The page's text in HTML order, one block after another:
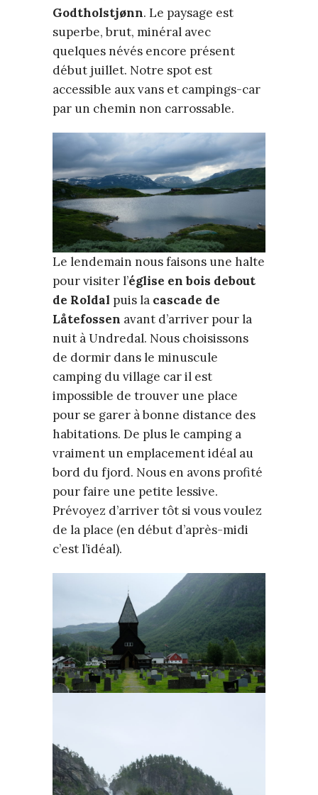
Godtholstjønn. Le paysage est
superbe, brut, minéral avec
quelques névés encore présent
début juillet. Notre spot est
accessible aux vans et campings-car
par un chemin non carrossable.
Le lendemain nous faisons une halte
pour visiter l’église en bois debout
de Roldal puis la cascade de
Låtefossen avant d’arriver pour la
nuit à Undredal. Nous choisissons
de dormir dans le minuscule
camping du village car il est
impossible de trouver une place
pour se garer à bonne distance des
habitations. De plus le camping a
vraiment un emplacement idéal au
bord du fjord. Nous en avons profité
pour faire une petite lessive.
Prévoyez d’arriver tôt si vous voulez
de la place (en début d’après-midi
c’est l’idéal).